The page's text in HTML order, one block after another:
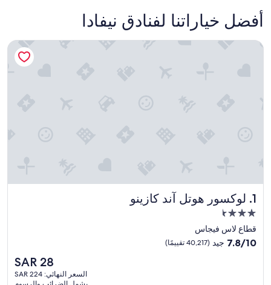
أفضل خياراتنا لفنادق نيفادا
1. لوكسور هوتل آند كازينو
لوكسور هوتل آند كازينو
مكان
إقامة
مصنف
قطاع لاس فيجاس
7.8
7.8/10 جيد (40,217 تقييمًا)
السعر
الحالي
هو
SAR 28
السعر النهائي: SAR 224
لوكسور هوتل آند كازينو